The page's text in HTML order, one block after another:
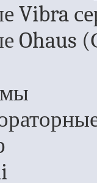
Vibra